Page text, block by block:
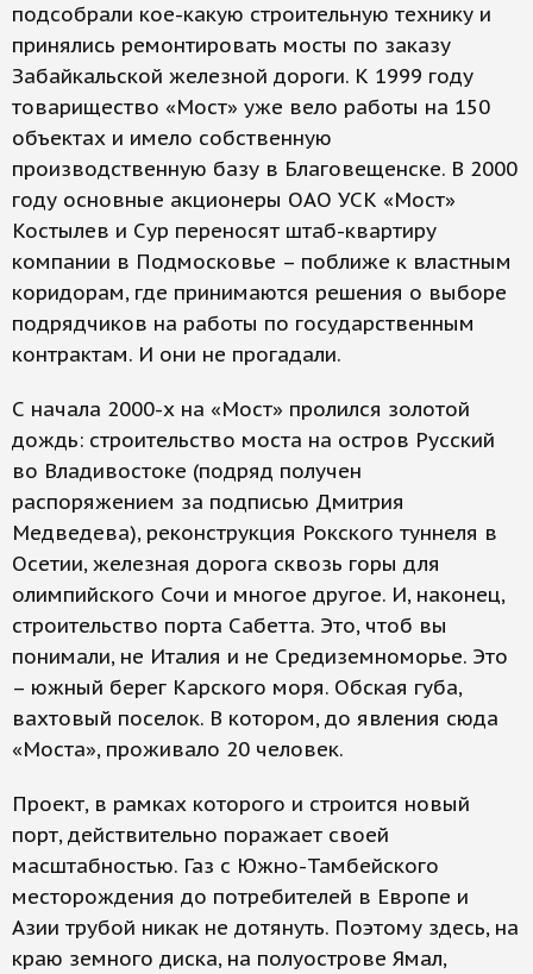
подсобрали кое-какую строительную технику и
принялись ремонтировать мосты по заказу
Забайкальской железной дороги. К 1999 году
товарищество «Мост» уже вело работы на 150
объектах и имело собственную
производственную базу в Благовещенске. В 2000
году основные акционеры ОАО УСК «Мост»
Костылев и Сур переносят штаб-квартиру
компании в Подмосковье – поближе к властным
коридорам, где принимаются решения о выборе
подрядчиков на работы по государственным
контрактам. И они не прогадали.
С начала 2000-х на «Мост» пролился золотой
дождь: строительство моста на остров Русский
во Владивостоке (подряд получен
распоряжением за подписью Дмитрия
Медведева), реконструкция Рокского туннеля в
Осетии, железная дорога сквозь горы для
олимпийского Сочи и многое другое. И, наконец,
строительство порта Сабетта. Это, чтоб вы
понимали, не Италия и не Средиземноморье. Это
– южный берег Карского моря. Обская губа,
вахтовый поселок. В котором, до явления сюда
«Моста», проживало 20 человек.
Проект, в рамках которого и строится новый
порт, действительно поражает своей
масштабностью. Газ с Южно-Тамбейского
месторождения до потребителей в Европе и
Азии трубой никак не дотянуть. Поэтому здесь, на
краю земного диска, на полуострове Ямал,